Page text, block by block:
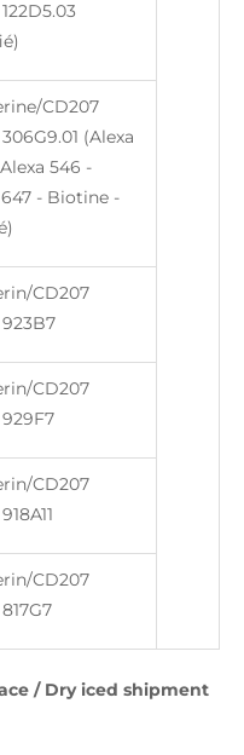
CD207
(Alexa
546 -
- Biotine -
CD207
CD207
CD207
CD207
/ Dry iced shipment